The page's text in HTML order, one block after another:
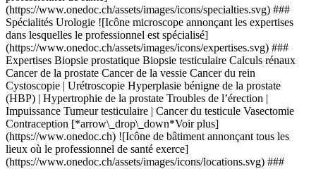
(https://www.onedoc.ch/assets/images/icons/specialties.svg) ###
Spécialités Urologie ![Icône microscope annonçant les expertises
dans lesquelles le professionnel est spécialisé]
(https://www.onedoc.ch/assets/images/icons/expertises.svg) ###
Expertises Biopsie prostatique Biopsie testiculaire Calculs rénaux
Cancer de la prostate Cancer de la vessie Cancer du rein
Cystoscopie | Urétroscopie Hyperplasie bénigne de la prostate
(HBP) | Hypertrophie de la prostate Troubles de l’érection |
Impuissance Tumeur testiculaire | Cancer du testicule Vasectomie
Contraception [*arrow\_drop\_down*Voir plus]
(https://www.onedoc.ch) ![Icône de bâtiment annonçant tous les
lieux où le professionnel de santé exerce]
(https://www.onedoc.ch/assets/images/icons/locations.svg) ###